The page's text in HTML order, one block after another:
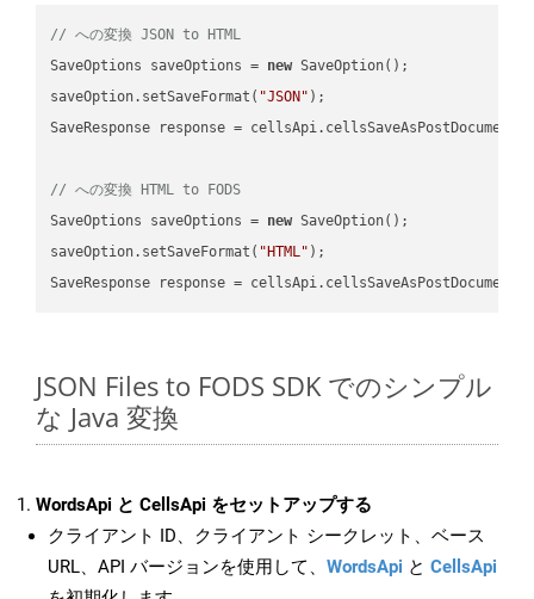
// への変換 JSON to HTML
SaveOptions saveOptions = new SaveOption();
saveOption.setSaveFormat( "JSON" );
SaveResponse response =
// への変換 HTML to FODS
SaveOptions saveOptions = new SaveOption();
saveOption.setSaveFormat( "HTML" );
SaveResponse response =
JSON Files to FODS SDK でのシンプル
な Java 変換
WordsApi と CellsApi をセットアップする
クライアント ID、クライアント シークレット、ベース
URL、API バージョンを使用して、 WordsApi と CellsApi